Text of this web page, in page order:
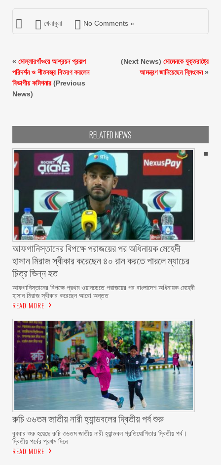
খেলাধুলা No Comments »
« মোল্লারগাঁওয়ে আশ্রয়ন প্রকল্প
পরিদর্শন ও শীতবস্ত্র বিতরণ করলেন
বিভাগীয় কমিশনার(Previous
News)
(Next News) মোমেনকে যুক্তরাষ্ট্রে
আমন্ত্রণ জানিয়েছেন ব্লিংকেন»
RELATED NEWS
আফগানিস্তানের বিপক্ষে পরাজয়ের পর অধিনায়ক মেহেদী
হাসান মিরাজ স্বীকার করেছেন ৪০ রান করতে পারলে ম্যাচের
চিত্র ভিন্ন হত
আফগানিস্তানের বিপক্ষে প্রথম ওয়ানডেতে পরাজয়ের পর বাংলাদেশ অধিনায়ক মেহেদী
হাসান মিরাজ স্বীকার করেছেন আরো অন্তত
READ MORE
রুচি ৩৬তম জাতীয় নারী হ্যান্ডবলের দ্বিতীয় পর্ব শুরু
বুধবার শুরু হয়েছে রুচি ৩৬তম জাতীয় নারী হ্যান্ডবল প্রতিযোগিতার দ্বিতীয় পর্ব।
দ্বিতীয় পর্বের প্রথম দিনে
READ MORE